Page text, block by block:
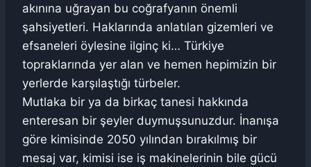
akınına uğrayan bu coğrafyanın önemli
şahsiyetleri. Haklarında anlatılan gizemleri ve
efsaneleri öylesine ilginç ki… Türkiye
topraklarında yer alan ve hemen hepimizin bir
yerlerde karşılaştığı türbeler.
Mutlaka bir ya da birkaç tanesi hakkında
enteresan bir şeyler duymuşsunuzdur. İnanışa
göre kimisinde 2050 yılından bırakılmış bir
mesaj var, kimisi ise iş makinelerinin bile gücü